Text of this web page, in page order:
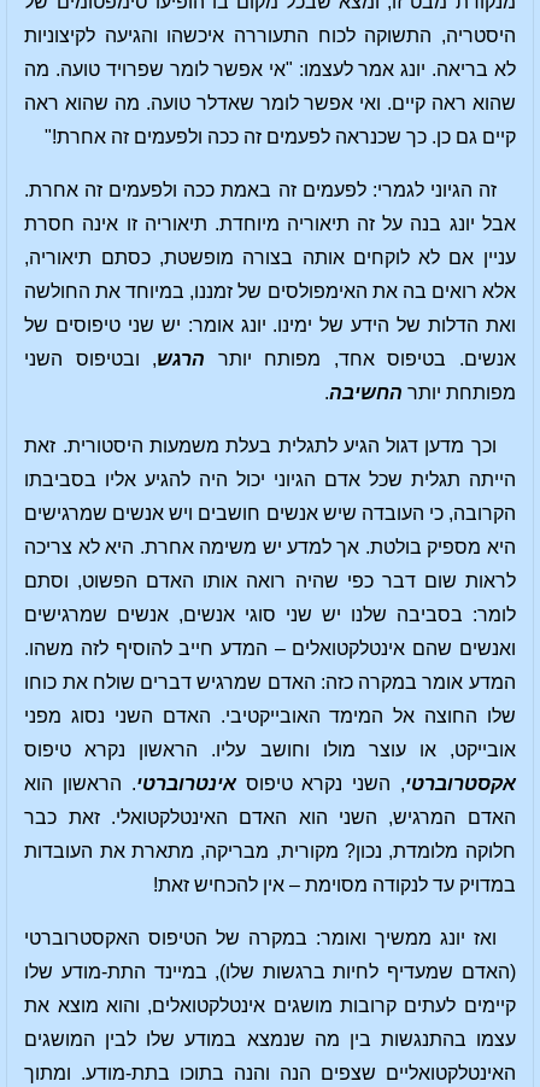
היסטריה, התשוקה לכוח התעוררה איכשהו והגיעה לקיצוניות
לא בריאה. יונג אמר לעצמו: "אי אפשר לומר שפרויד טועה. מה
שהוא ראה קיים. ואי אפשר לומר שאדלר טועה. מה שהוא ראה
קיים גם כן. כך שכנראה לפעמים זה ככה ולפעמים זה אחרת!"
זה הגיוני לגמרי: לפעמים זה באמת ככה ולפעמים זה אחרת.
אבל יונג בנה על זה תיאוריה מיוחדת. תיאוריה זו אינה חסרת
עניין אם לא לוקחים אותה בצורה מופשטת, כסתם תיאוריה,
אלא רואים בה את האימפולסים של זמננו, במיוחד את החולשה
ואת הדלות של הידע של ימינו. יונג אומר: יש שני טיפוסים של
אנשים. בטיפוס אחד, מפותח יותר הרגש, ובטיפוס השני
מפותחת יותר החשיבה.
וכך מדען דגול הגיע לתגלית בעלת משמעות היסטורית. זאת
הייתה תגלית שכל אדם הגיוני יכול היה להגיע אליו בסביבתו
הקרובה, כי העובדה שיש אנשים חושבים ויש אנשים שמרגישים
היא מספיק בולטת. אך למדע יש משימה אחרת. היא לא צריכה
לראות שום דבר כפי שהיה רואה אותו האדם הפשוט, וסתם
לומר: בסביבה שלנו יש שני סוגי אנשים, אנשים שמרגישים
ואנשים שהם אינטלקטואלים – המדע חייב להוסיף לזה משהו.
המדע אומר במקרה כזה: האדם שמרגיש דברים שולח את כוחו
שלו החוצה אל המימד האובייקטיבי. האדם השני נסוג מפני
אובייקט, או עוצר מולו וחושב עליו. הראשון נקרא טיפוס
אקסטרוברטי, השני נקרא טיפוסאינטרוברטי. הראשון הוא
האדם המרגיש, השני הוא האדם האינטלקטואלי. זאת כבר
חלוקה מלומדת, נכון? מקורית, מבריקה, מתארת את העובדות
במדויק עד לנקודה מסוימת – אין להכחיש זאת!
ואז יונג ממשיך ואומר: במקרה של הטיפוס האקסטרוברטי
(האדם שמעדיף לחיות ברגשות שלו), במיינד התת-מודע שלו
קיימים לעתים קרובות מושגים אינטלקטואלים, והוא מוצא את
עצמו בהתנגשות בין מה שנמצא במודע שלו לבין המושגים
האינטלקטואליים שצפים הנה והנה בתוכו בתת-מודע. ומתוך